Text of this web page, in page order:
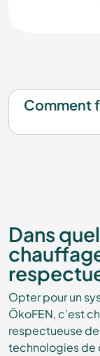
Comment
Dans
Opter pour un
ÖkoFEN, c’est
respectueuse
technologies de